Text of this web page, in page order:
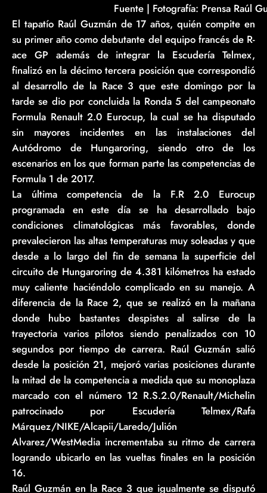
Fuente | Fotografí­a: Prensa Raúl
El tapatío Raúl Guzmán de 17 años, quién compite en
su primer año como debutante del equipo francés de R-
ace GP además de integrar la Escudería Telmex,
finalizó en la décimo tercera posición que correspondió
al desarrollo de la Race 3 que este domingo por la
tarde se dio por concluida la Ronda 5 del campeonato
Formula Renault 2.0 Eurocup, la cual se ha disputado
sin mayores incidentes en las instalaciones del
Autódromo de Hungaroring, siendo otro de los
escenarios en los que forman parte las competencias de
Formula 1 de 2017.
La última competencia de la F.R 2.0 Eurocup
programada en este día se ha desarrollado bajo
condiciones climatológicas más favorables, donde
prevalecieron las altas temperaturas muy soleadas y que
desde a lo largo del fin de semana la superficie del
circuito de Hungaroring de 4.381 kilómetros ha estado
muy caliente haciéndolo complicado en su manejo. A
diferencia de la Race 2, que se realizó en la mañana
donde hubo bastantes despistes al salirse de la
trayectoria varios pilotos siendo penalizados con 10
segundos por tiempo de carrera. Raúl Guzmán salió
desde la posición 21, mejoró varias posiciones durante
la mitad de la competencia a medida que su monoplaza
marcado con el número 12 R.S.2.0/Renault/Michelin
patrocinado por Escudería Telmex/Rafa
Márquez/NIKE/Alcapii/Laredo/Julión
Alvarez/WestMedia incrementaba su ritmo de carrera
logrando ubicarlo en las vueltas finales en la posición
16.
Raúl Guzmán en la Race 3 que igualmente se disputó